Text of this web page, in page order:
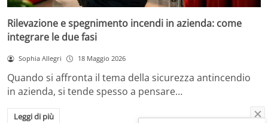
Rilevazione e spegnimento incendi in azienda: come
integrare le due fasi
Sophia Allegri 18 Maggio 2026
Quando si affronta il tema della sicurezza antincendio
in azienda, si tende spesso a pensare…
Leggi di più